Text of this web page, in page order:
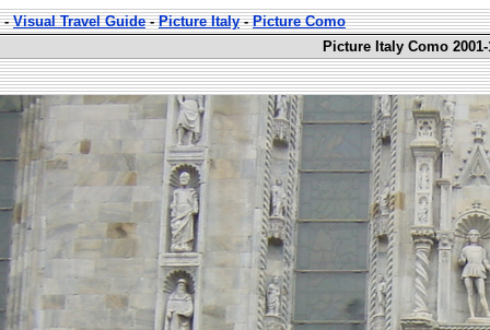
-Visual Travel Guide-Picture Italy-Picture Como
Picture Italy Como 2001-